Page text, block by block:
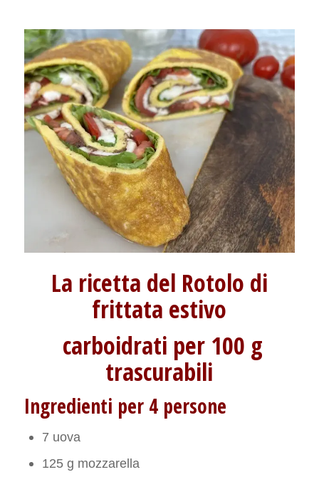
La ricetta del Rotolo di
frittata estivo
carboidrati per 100 g
trascurabili
Ingredienti per 4 persone
7 uova
125 g mozzarella